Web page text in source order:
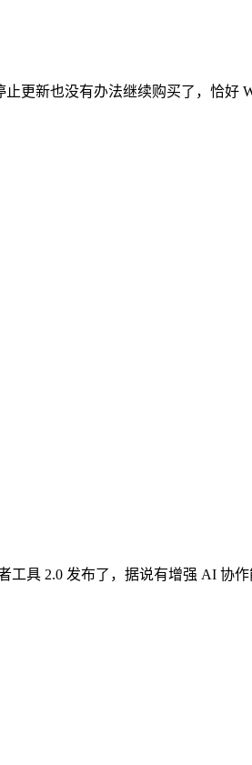
更新也没有办法继续购买了，恰好
者工具 2.0 发布了，据说有增强 AI 协